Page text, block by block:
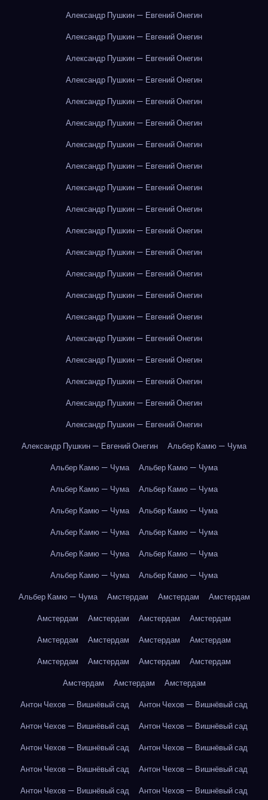
Александр Пушкин — Евгений Онегин
Александр Пушкин — Евгений Онегин
Александр Пушкин — Евгений Онегин
Александр Пушкин — Евгений Онегин
Александр Пушкин — Евгений Онегин
Александр Пушкин — Евгений Онегин
Александр Пушкин — Евгений Онегин
Александр Пушкин — Евгений Онегин
Александр Пушкин — Евгений Онегин
Александр Пушкин — Евгений Онегин
Александр Пушкин — Евгений Онегин
Александр Пушкин — Евгений Онегин
Александр Пушкин — Евгений Онегин
Александр Пушкин — Евгений Онегин
Александр Пушкин — Евгений Онегин
Александр Пушкин — Евгений Онегин
Александр Пушкин — Евгений Онегин
Александр Пушкин — Евгений Онегин
Александр Пушкин — Евгений Онегин
Александр Пушкин — Евгений Онегин
Александр Пушкин — Евгений Онегин
Альбер Камю — Чума
Альбер Камю — Чума
Альбер Камю — Чума
Альбер Камю — Чума
Альбер Камю — Чума
Альбер Камю — Чума
Альбер Камю — Чума
Альбер Камю — Чума
Альбер Камю — Чума
Альбер Камю — Чума
Альбер Камю — Чума
Альбер Камю — Чума
Альбер Камю — Чума
Альбер Камю — Чума
Амстердам Амстердам
Амстердам
Амстердам
Амстердам Амстердам
Амстердам
Амстердам
Амстердам Амстердам
Амстердам
Амстердам
Амстердам Амстердам
Амстердам
Амстердам
Амстердам
Амстердам
Антон Чехов — Вишнёвый сад
Антон Чехов — Вишнёвый сад
Антон Чехов — Вишнёвый сад
Антон Чехов — Вишнёвый сад
Антон Чехов — Вишнёвый сад
Антон Чехов — Вишнёвый сад
Антон Чехов — Вишнёвый сад
Антон Чехов — Вишнёвый сад
Антон Чехов — Вишнёвый сад
Антон Чехов — Вишнёвый сад